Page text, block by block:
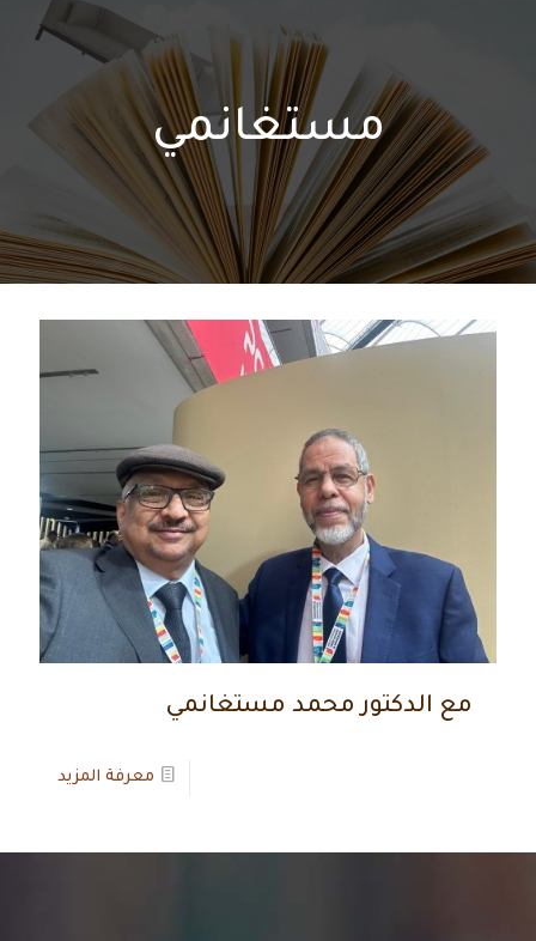
مستغانمي
مع الدكتور محمد مستغانمي
معرفة المزيد